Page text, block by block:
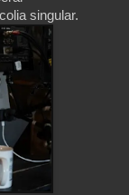
singular.